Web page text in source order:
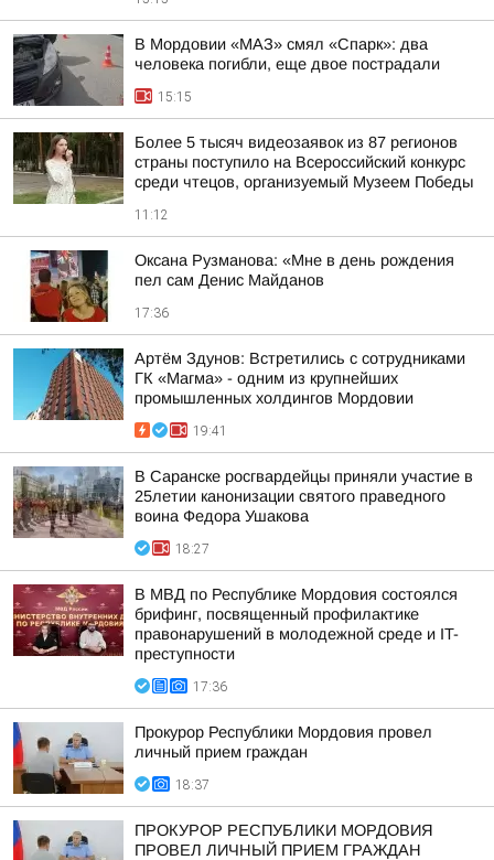
В Мордовии «МАЗ» смял «Спарк»: два
человека погибли, еще двое пострадали
15:15
Более 5 тысяч видеозаявок из 87 регионов
страны поступило на Всероссийский конкурс
среди чтецов, организуемый Музеем Победы
11:12
Оксана Рузманова: «Мне в день рождения
пел сам Денис Майданов
17:36
Артём Здунов: Встретились с сотрудниками
ГК «Магма» - одним из крупнейших
промышленных холдингов Мордовии
19:41
В Саранске росгвардейцы приняли участие в
25летии канонизации святого праведного
воина Федора Ушакова
18:27
В МВД по Республике Мордовия состоялся
брифинг, посвященный профилактике
правонарушений в молодежной среде и IT-
преступности
17:36
Прокурор Республики Мордовия провел
личный прием граждан
18:37
ПРОКУРОР РЕСПУБЛИКИ МОРДОВИЯ
ПРОВЕЛ ЛИЧНЫЙ ПРИЕМ ГРАЖДАН